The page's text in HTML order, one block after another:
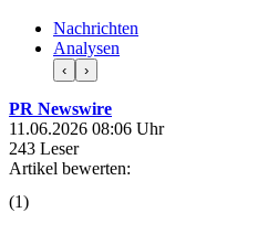
Nachrichten
Analysen
‹ ›
PR Newswire
11.06.2026 08:06 Uhr
243 Leser
Artikel bewerten:
(1)